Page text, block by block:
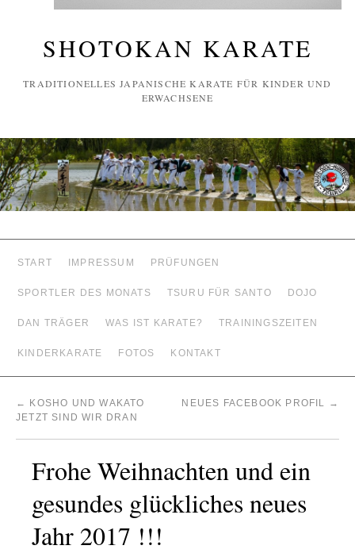
SHOTOKAN KARATE
TRADITIONELLES JAPANISCHE KARATE FÜR KINDER UND
ERWACHSENE
START IMPRESSUM PRÜFUNGEN
SPORTLER DES MONATS TSURU FÜR SANTO DOJO
DAN TRÄGER WAS IST KARATE? TRAININGSZEITEN
KINDERKARATE FOTOS KONTAKT
←
KOSHO UND WAKATO
JETZT SIND WIR DRAN
NEUES FACEBOOK PROFIL →
Frohe Weihnachten und ein
gesundes glückliches neues
Jahr 2017 !!!